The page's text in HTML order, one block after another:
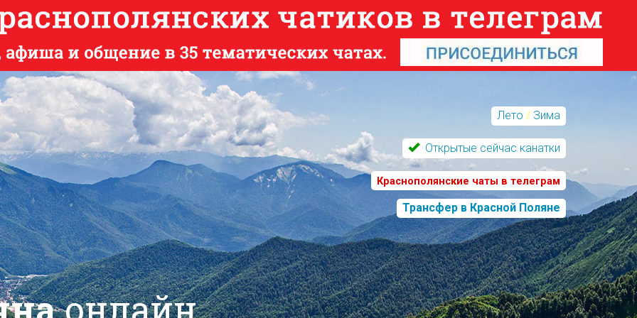
Лето / Зима
Открытые сейчас канатки
Краснополянские чаты в телеграм
Трансфер в Красной Поляне